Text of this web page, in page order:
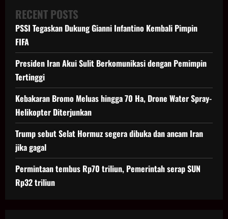
dan
Nyeleneh
di
Pusaran
Korupsi
RECENT POSTS
PSSI Tegaskan Dukung Gianni Infantino Kembali Pimpin
FIFA
Presiden Iran Akui Sulit Berkomunikasi dengan Pemimpin
Tertinggi
Kebakaran Bromo Meluas hingga 70 Ha, Drone Water Spray-
Helikopter Diterjunkan
Trump sebut Selat Hormuz segera dibuka dan ancam Iran
jika gagal
Permintaan tembus Rp70 triliun, Pemerintah serap SUN
Rp32 triliun